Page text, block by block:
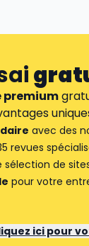
avec des
revues
sélection de
pour votre
ici pour